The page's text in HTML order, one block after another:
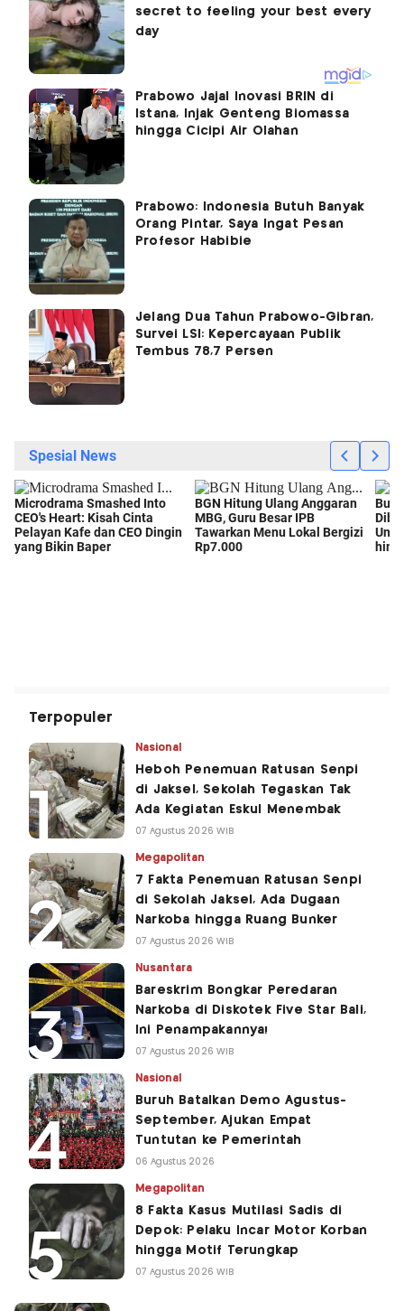
Prabowo Jajal Inovasi BRIN di
Istana, Injak Genteng Biomassa
hingga Cicipi Air Olahan
Prabowo: Indonesia Butuh Banyak
Orang Pintar, Saya Ingat Pesan
Profesor Habibie
Jelang Dua Tahun Prabowo-Gibran,
Survei LSI: Kepercayaan Publik
Tembus 78,7 Persen
Terpopuler
Nasional
Heboh Penemuan Ratusan Senpi
di Jaksel, Sekolah Tegaskan Tak
Ada Kegiatan Eskul Menembak
07 Agustus 2026 WIB
Megapolitan
7 Fakta Penemuan Ratusan Senpi
di Sekolah Jaksel, Ada Dugaan
Narkoba hingga Ruang Bunker
07 Agustus 2026 WIB
Nusantara
Bareskrim Bongkar Peredaran
Narkoba di Diskotek Five Star Bali,
Ini Penampakannya!
07 Agustus 2026 WIB
Nasional
Buruh Batalkan Demo Agustus-
September, Ajukan Empat
Tuntutan ke Pemerintah
06 Agustus 2026
Megapolitan
8 Fakta Kasus Mutilasi Sadis di
Depok: Pelaku Incar Motor Korban
hingga Motif Terungkap
07 Agustus 2026 WIB